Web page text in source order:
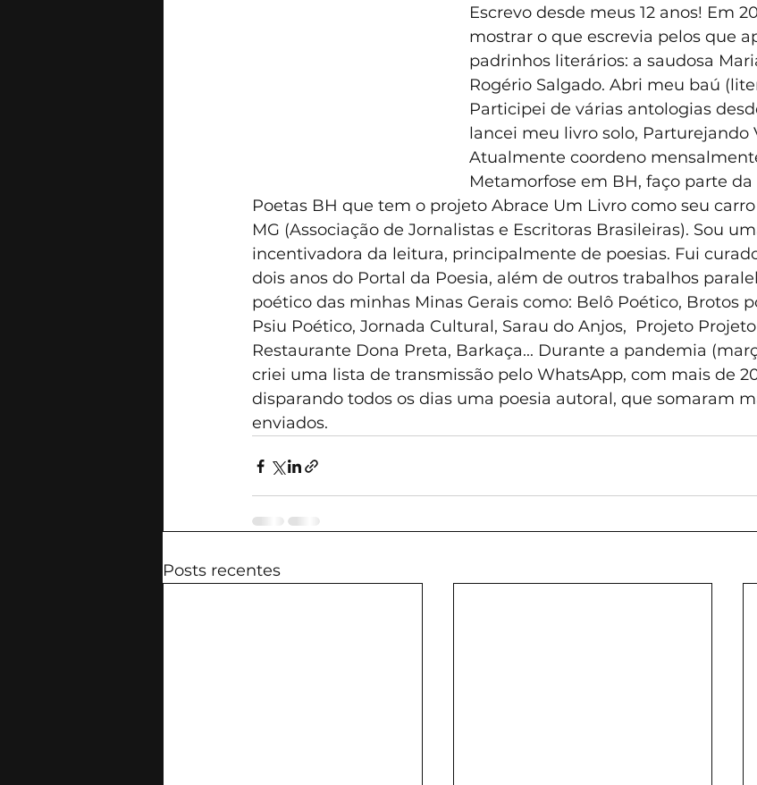
Escrevo desde meus 12 anos! Em
mostrar o que escrevia pelos que
padrinhos literários: a saudosa
Rogério Salgado. Abri meu baú
Participei de várias antologias
lancei meu livro solo, Parturejando
Atualmente coordeno
Metamorfose em BH, faço parte
Poetas BH que tem o projeto Abrace Um Livro como seu
MG (Associação de Jornalistas e Escritoras Brasileiras). Sou
incentivadora da leitura, principalmente de poesias. Fui
dois anos do Portal da Poesia, além de outros trabalhos
poético das minhas Minas Gerais como: Belô Poético, Brotos
Psiu Poético, Jornada Cultural, Sarau do Anjos,  Projeto
Restaurante Dona Preta, Barkaça... Durante a pandemia
criei uma lista de transmissão pelo WhatsApp, com mais de
disparando todos os dias uma poesia autoral, que somaram
enviados.
Posts recentes